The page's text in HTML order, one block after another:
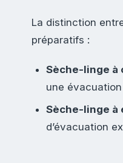
La distinction
préparatifs :
Sèche-linge à
une évacuation
Sèche-linge à
d’évacuation